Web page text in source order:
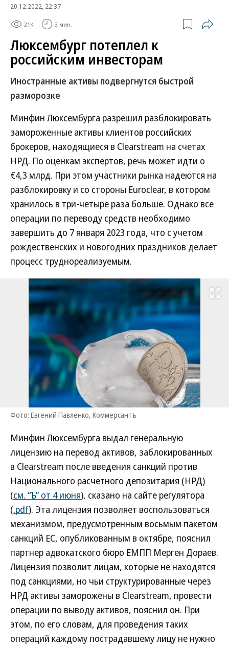
20.12.2022, 22:37
21K 3 мин.
Люксембург потеплел к
российским инвесторам
Иностранные активы подвергнутся быстрой
разморозке
Минфин Люксембурга разрешил разблокировать
замороженные активы клиентов российских
брокеров, находящиеся в Clearstream на счетах
НРД. По оценкам экспертов, речь может идти о
€4,3 млрд. При этом участники рынка надеются на
разблокировку и со стороны Euroclear, в котором
хранилось в три-четыре раза больше. Однако все
операции по переводу средств необходимо
завершить до 7 января 2023 года, что с учетом
рождественских и новогодних праздников делает
процесс труднореализуемым.
Развернуть
Фото: Евгений Павленко, Коммерсантъ
Минфин Люксембурга выдал генеральную
лицензию на перевод активов, заблокированных
в Clearstream после введения санкций против
Национального расчетного депозитария (НРД)
(см. “Ъ” от 4 июня), сказано на сайте регулятора
(.pdf). Эта лицензия позволяет воспользоваться
механизмом, предусмотренным восьмым пакетом
санкций ЕС, опубликованным в октябре, пояснил
партнер адвокатского бюро ЕМПП Мерген Дораев.
Лицензия позволит лицам, которые не находятся
под санкциями, но чьи структурированные через
НРД активы заморожены в Clearstream, провести
операции по выводу активов, пояснил он. При
этом, по его словам, для проведения таких
операций каждому пострадавшему лицу не нужно